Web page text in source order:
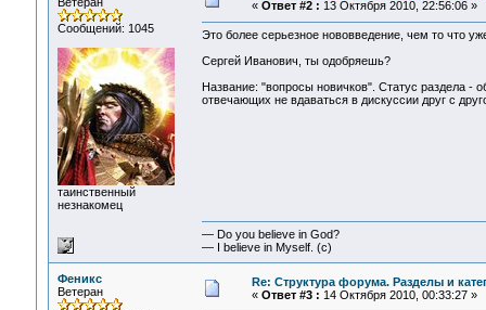
Сообщений: 1045
таинственный
незнакомец
« Ответ #2 : 13 Октября 2010, 22:56:06 »
Это более серьезное нововведение, чем то что
Сергей Иванович, ты одобряешь?
Название: "вопросы новичков". Статус раздела -
отвечающих не вдаваться в дискуссии друг с
— Do you believe in God?
— I believe in Myself. (c)
Феникс
Ветеран
Re: Структура форума. Разделы и
« Ответ #3 : 14 Октября 2010, 00:33:27 »